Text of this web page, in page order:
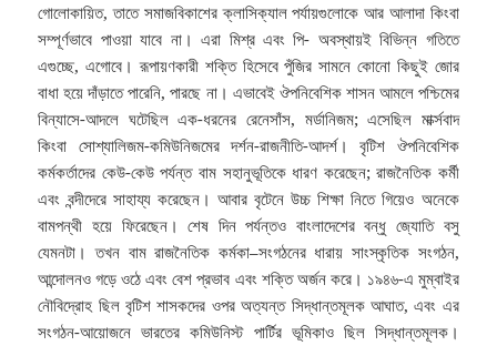
গোলোকায়িত, তাতে সমাজবিকাশের ক্লাসিক্যাল পর্যায়গুলোকে আর আলাদা কিংবা
সম্পূর্ণভাবে পাওয়া যাবে না। এরা মিশ্র এবং পি- অবস্থায়ই বিভিন্ন গতিতে
এগুচ্ছে, এগোবে। রূপায়ণকারী শক্তি হিসেবে পুঁজির সামনে কোনো কিছুই জোর
বাধা হয়ে দাঁড়াতে পারেনি, পারছে না। এভাবেই ঔপনিবেশিক শাসন আমলে পশ্চিমের
বিন্যাসে-আদলে ঘটেছিল এক-ধরনের রেনেসাঁস, মর্ডানিজম; এসেছিল মার্ক্সবাদ
কিংবা সোশ্যালিজম-কমিউনিজমের দর্শন-রাজনীতি-আদর্শ। বৃটিশ ঔপনিবেশিক
কর্মকর্তাদের কেউ-কেউ পর্যন্ত বাম সহানুভূতিকে ধারণ করেছেন; রাজনৈতিক কর্মী
এবং বন্দীদেরে সাহায্য করেছেন। আবার বৃটেনে উচ্চ শিক্ষা নিতে গিয়েও অনেকে
বামপন্থী হয়ে ফিরেছেন। শেষ দিন পর্যন্তও বাংলাদেশের বন্ধু জ্যোতি বসু
যেমনটা। তখন বাম রাজনৈতিক কর্মকা–সংগঠনের ধারায় সাংস্কৃতিক সংগঠন,
আন্দোলনও গড়ে ওঠে এবং বেশ প্রভাব এবং শক্তি অর্জন করে। ১৯৪৬-এ মুম্বাইর
নৌবিদ্রোহ ছিল বৃটিশ শাসকদের ওপর অত্যন্ত সিদ্ধান্তমূলক আঘাত, এবং এর
সংগঠন-আয়োজনে ভারতের কমিউনিস্ট পার্টির ভূমিকাও ছিল সিদ্ধান্তমূলক।